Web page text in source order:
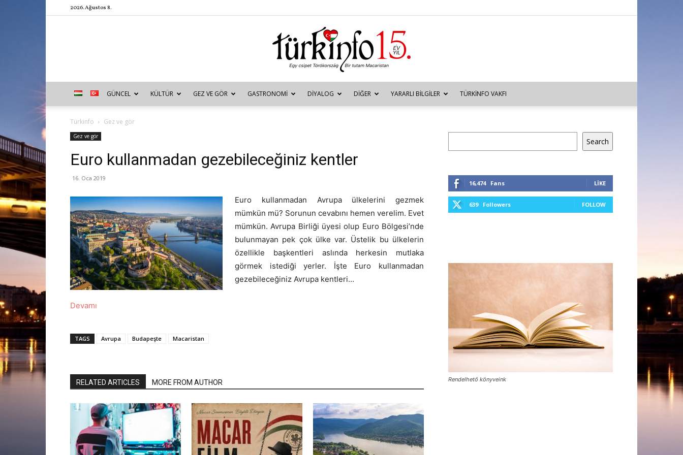
2026. Ağustos 8.
Türkinfo
GÜNCEL KÜLTÜR GEZ VE GÖR GASTRONOMI DIYALOG DIĞER YARARLI BILGILER TÜRKINFO VAKFI
Türkinfo Gez ve gör
Gez ve gör
Euro kullanmadan gezebileceğiniz kentler
16. Oca 2019
Euro kullanmadan Avrupa ülkelerini gezmek
mümkün mü? Sorunun cevabını hemen verelim. Evet
mümkün. Avrupa Birliği üyesi olup Euro Bölgesi’nde
bulunmayan pek çok ülke var. Üstelik bu ülkelerin
özellikle başkentleri aslında herkesin mutlaka
görmek istediği yerler. İşte Euro kullanmadan
gezebileceğiniz Avrupa kentleri…
Devamı
TAGS Avrupa Budapeşte Macaristan
RELATED ARTICLES MORE FROM AUTHOR
Search
16,474 Fans LIKE
639 Followers FOLLOW
Rendelhető könyveink